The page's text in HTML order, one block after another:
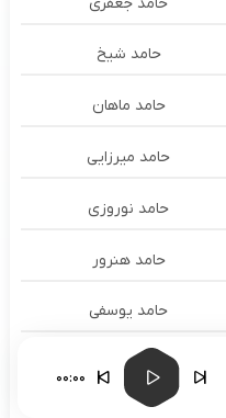
حامد شیخ
حامد ماهان
حامد میرزایی
حامد نوروزی
حامد هنرور
حامد یوسفی
حامیم
00:00